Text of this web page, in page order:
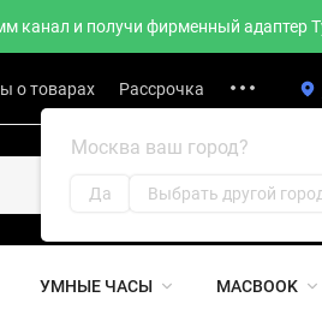
канал и получи фирменный адаптер
о товарах Рассрочка
Москва ваш город?
Да Выбрать другой
УМНЫЕ ЧАСЫ MACBOOK